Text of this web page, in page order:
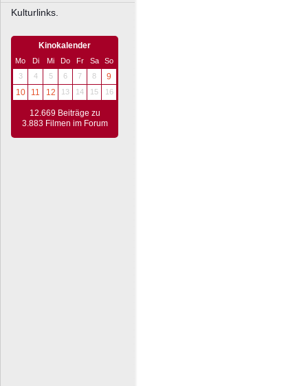
Kulturlinks.
Kinokalender
Mo Di Mi Do Fr Sa
So
3
4 5 6 7 8
9
10
11 12 13 14 15 16
12.669 Beiträge zu
3.883 Filmen im Forum